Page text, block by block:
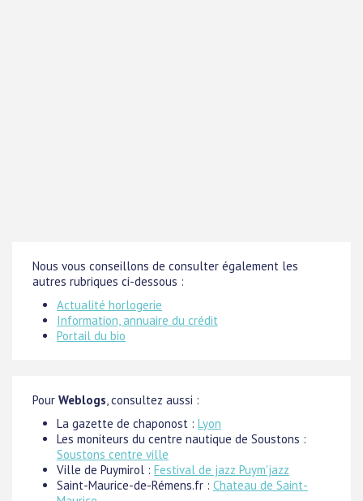
Nous vous conseillons de consulter également les
autres rubriques ci-dessous :
Actualité horlogerie
Information, annuaire du crédit
Portail du bio
Pour Weblogs, consultez aussi :
La gazette de chaponost : Lyon
Les moniteurs du centre nautique de Soustons :
Soustons centre ville
Ville de Puymirol : Festival de jazz Puym'jazz
Saint-Maurice-de-Rémens.fr : Chateau de Saint-